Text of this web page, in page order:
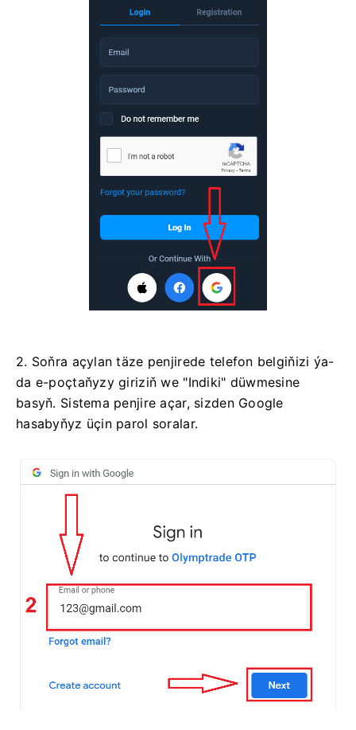
2. Soňra açylan täze penjirede telefon belgiňizi ýa-
da e-poçtaňyzy giriziň we "Indiki" düwmesine
basyň. Sistema penjire açar, sizden Google
hasabyňyz üçin parol soralar.